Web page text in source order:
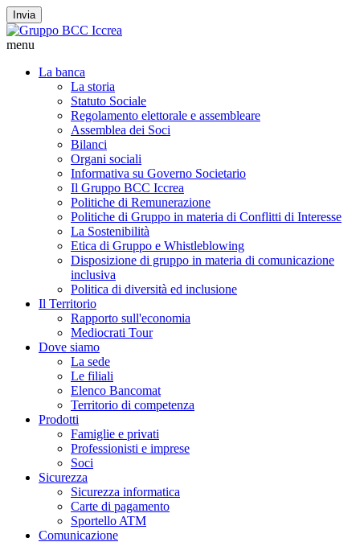
Invia
menu
La banca
La storia
Statuto Sociale
Regolamento elettorale e assembleare
Assemblea dei Soci
Bilanci
Organi sociali
Informativa su Governo Societario
Il Gruppo BCC Iccrea
Politiche di Remunerazione
Politiche di Gruppo in materia di Conflitti di Interesse
La Sostenibilità
Etica di Gruppo e Whistleblowing
Disposizione di gruppo in materia di comunicazione
inclusiva
Politica di diversità ed inclusione
Il Territorio
Rapporto sull'economia
Mediocrati Tour
Dove siamo
La sede
Le filiali
Elenco Bancomat
Territorio di competenza
Prodotti
Famiglie e privati
Professionisti e imprese
Soci
Sicurezza
Sicurezza informatica
Carte di pagamento
Sportello ATM
Comunicazione